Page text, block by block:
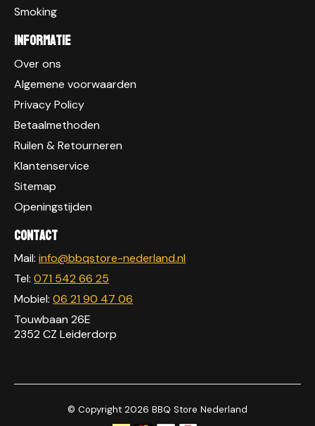
Smoking
Informatie
Over ons
Algemene voorwaarden
Privacy Policy
Betaalmethoden
Ruilen & Retourneren
Klantenservice
Sitemap
Openingstijden
Contact
Mail: info@bbqstore-nederland.nl
Tel: 071 542 66 25
Mobiel: 06 21 90 47 06
Touwbaan 26E
2352 CZ Leiderdorp
© Copyright 2026 BBQ Store Nederland